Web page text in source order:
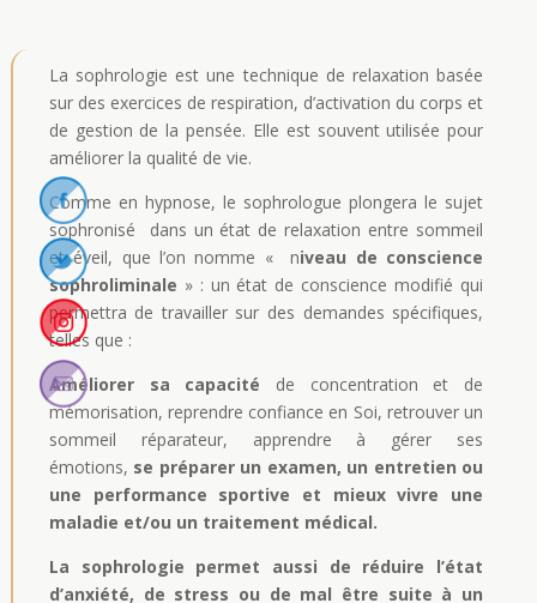
La sophrologie est une technique de relaxation basée
sur des exercices de respiration, d’activation du corps et
de gestion de la pensée. Elle est souvent utilisée pour
améliorer la qualité de vie.
Comme en hypnose, le sophrologue plongera le sujet
sophronisé dans un état de relaxation entre sommeil
et éveil, que l’on nomme « niveau de conscience
sophroliminale » : un état de conscience modifié qui
permettra de travailler sur des demandes spécifiques,
telles que :
Améliorer sa capacité de concentration et de
mémorisation, reprendre confiance en Soi, retrouver un
sommeil réparateur, apprendre à gérer ses
émotions, se préparer un examen, un entretien ou
une performance sportive et mieux vivre une
maladie et/ou un traitement médical.
La sophrologie permet aussi de réduire l’état
d’anxiété, de stress ou de mal être suite à un